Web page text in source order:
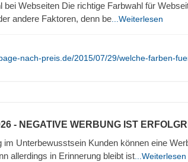
bei Webseiten Die richtige Farbwahl für
andere Faktoren, denn be ...Weiterlesen
nach-preis.de/2015/07/29/welche-farben-
- NEGATIVE WERBUNG IST
im Unterbewusstsein Kunden können eine
allerdings in Erinnerung bleibt ist ...Weiterlesen